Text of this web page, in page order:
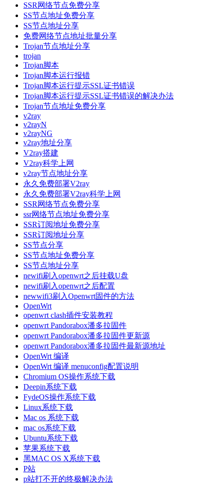
SSR网络节点免费分享
SS节点地址免费分享
SS节点地址分享
免费网络节点地址批量分享
Trojan节点地址分享
trojan
Trojan脚本
Trojan脚本运行报错
Trojan脚本运行提示SSL证书错误
Trojan脚本运行提示SSL证书错误的解决办法
Trojan节点地址免费分享
v2ray
v2rayN
v2rayNG
v2ray地址分享
V2ray搭建
V2ray科学上网
v2ray节点地址分享
永久免费部署V2ray
永久免费部署V2ray科学上网
SSR网络节点免费分享
ssr网络节点地址免费分享
SSR订阅地址免费分享
SSR订阅地址分享
SS节点分享
SS节点地址免费分享
SS节点地址分享
newifi刷入openwrt之后挂载U盘
newifi刷入openwrt之后配置
newwifi3刷入Openwrt固件的方法
OpenWrt
openwrt clash插件安装教程
openwrt Pandorabox潘多拉固件
openwrt Pandorabox潘多拉固件更新源
openwrt Pandorabox潘多拉固件最新源地址
OpenWrt 编译
OpenWrt 编译 menuconfig配置说明
Chromium OS操作系统下载
Deepin系统下载
FydeOS操作系统下载
Linux系统下载
Mac os 系统下载
mac os系统下载
Ubuntu系统下载
苹果系统下载
黑MAC OS X系统下载
P站
p站打不开的终极解决办法